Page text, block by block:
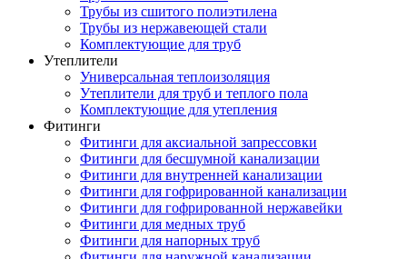
Трубы из сшитого полиэтилена
Трубы из нержавеющей стали
Комплектующие для труб
Утеплители
Универсальная теплоизоляция
Утеплители для труб и теплого пола
Комплектующие для утепления
Фитинги
Фитинги для аксиальной запрессовки
Фитинги для бесшумной канализации
Фитинги для внутренней канализации
Фитинги для гофрированной канализации
Фитинги для гофрированной нержавейки
Фитинги для медных труб
Фитинги для напорных труб